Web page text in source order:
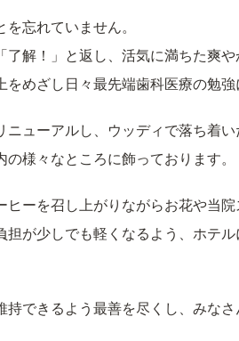
忘れていません。
解！」と返し、活気に満ちた爽
めざし日々最先端歯科医療の勉
ューアルし、ウッディで落ち着
様々なところに飾っております。
ーを召し上がりながらお花や当
が少しでも軽くなるよう、ホテ
できるよう最善を尽くし、みな